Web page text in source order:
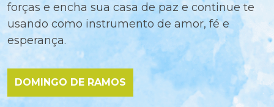
forças e encha sua casa de paz e continue te
usando como instrumento de amor, fé e
esperança.
DOMINGO DE RAMOS